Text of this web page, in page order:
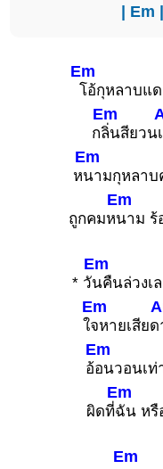
| Em |
Em
โอ้กุหลาบแ
ก
Em
ลิ่นสียวนเ
ห
Em
นามกุหลาบ
ถูกคมห
Em
นาม ร้
* วั
Em
นคืนล่วงเ
ใ
Em
จหายเสียด
อ้
Em
อนวอนเท่
ผิดที่
Em
ฉัน หรื
Em